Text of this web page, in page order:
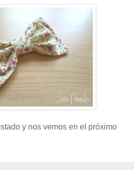
y nos vemos en el próximo